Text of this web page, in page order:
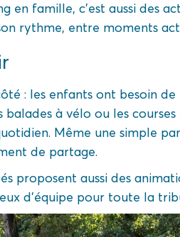
en famille, c’est aussi des
rythme, entre moments
: les enfants ont besoin
balades à vélo ou les
Même une simple
de partage.
proposent aussi des
d’équipe pour toute la